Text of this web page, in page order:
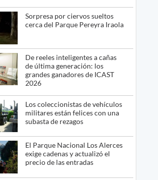
Sorpresa por ciervos sueltos
cerca del Parque Pereyra Iraola
De reeles inteligentes a cañas
de última generación: los
grandes ganadores de ICAST
2026
Los coleccionistas de vehículos
militares están felices con una
subasta de rezagos
El Parque Nacional Los Alerces
exige cadenas y actualizó el
precio de las entradas